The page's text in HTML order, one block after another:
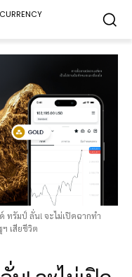
ทรัมป์ ลั่น! จะไม่เปิดฉากทำ
เสียชีวิต